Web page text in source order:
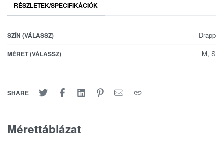
RÉSZLETEK/SPECIFIKÁCIÓK
SZÍN (VÁLASSZ) Drapp
MÉRET (VÁLASSZ) M, S
SHARE
Mérettáblázat